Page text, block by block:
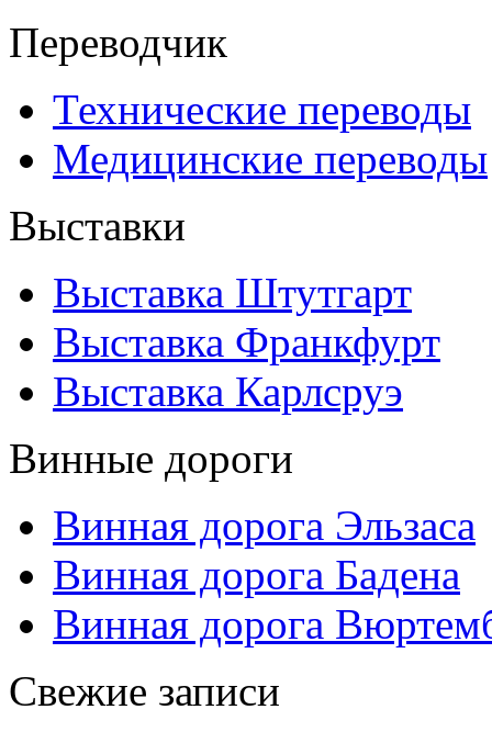
Переводчик
Технические переводы
Медицинские переводы
Выставки
Выставка Штутгарт
Выставка Франкфурт
Выставка Карлсруэ
Винные дороги
Винная дорога Эльзаса
Винная дорога Бадена
Винная дорога
Свежие записи